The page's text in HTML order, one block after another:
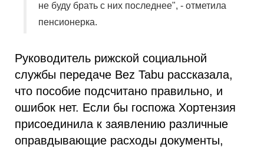
не буду брать с них последнее", - отметила
пенсионерка.
Руководитель рижской социальной
службы передаче Bez Tabu рассказала,
что пособие подсчитано правильно, и
ошибок нет. Если бы госпожа Хортензия
присоединила к заявлению различные
оправдывающие расходы документы,